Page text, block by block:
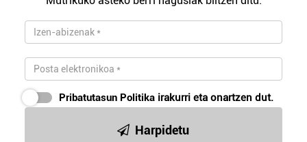
Pribatutasun Politika irakurri eta onartzen dut.
Harpidetu